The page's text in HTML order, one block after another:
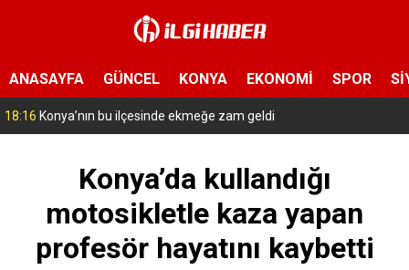
ANASAYFA GÜNCEL KONYA EKONOMİ SPOR
17:14 Konya’da bu tarlaya giren eli boş çıkmıyor! Hayrat olarak herkese açıldı
Konya’da kullandığı
motosikletle kaza yapan
profesör hayatını kaybetti